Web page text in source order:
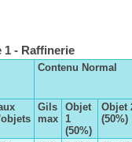
1 - Raffinerie
Contenu Normal
Gils
max
Objet
1
(50%)
Objet
(50%)